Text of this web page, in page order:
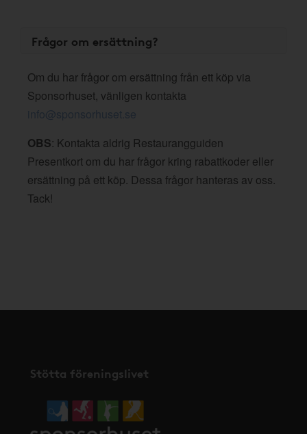
Frågor om ersättning?
Om du har frågor om ersättning från ett köp via
Sponsorhuset, vänligen kontakta
info@sponsorhuset.se
OBS: Kontakta aldrig Restaurangguiden
Presentkort om du har frågor kring rabattkoder eller
ersättning på ett köp. Dessa frågor hanteras av oss.
Tack!
Stötta föreningslivet